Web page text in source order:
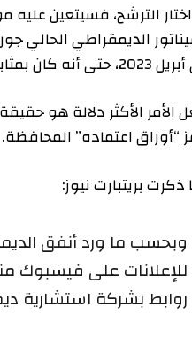
الترشح، فسيتعين عليه
الأكثر دلالة هو حقيقة
اعتماده” المحافظة.
بريتبارت نيوز:
بشركة استشارية